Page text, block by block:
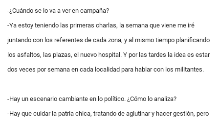
-¿Cuándo se lo va a ver en campaña?
-Ya estoy teniendo las primeras charlas, la semana que viene me iré
juntando con los referentes de cada zona, y al mismo tiempo planificando
los asfaltos, las plazas, el nuevo hospital. Y por las tardes la idea es estar
dos veces por semana en cada localidad para hablar con los militantes.
-Hay un escenario cambiante en lo político. ¿Cómo lo analiza?
-Hay que cuidar la patria chica, tratando de aglutinar y hacer gestión, pero